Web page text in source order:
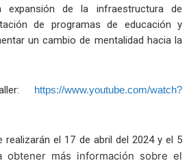
expansión de la infraestructura de
de programas de educación y
un cambio de mentalidad hacia la
https://www.youtube.com/watch?
realizarán el 17 de abril del 2024 y el 5
obtener más información sobre el